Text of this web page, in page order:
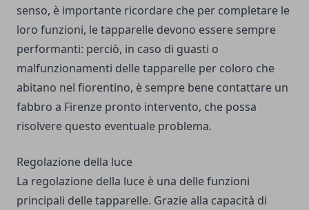
senso, è importante ricordare che per completare le
loro funzioni, le tapparelle devono essere sempre
performanti: perciò, in caso di guasti o
malfunzionamenti delle tapparelle per coloro che
abitano nel fiorentino, è sempre bene contattare un
fabbro a Firenze pronto intervento, che possa
risolvere questo eventuale problema.
Regolazione della luce
La regolazione della luce è una delle funzioni
principali delle tapparelle. Grazie alla capacità di